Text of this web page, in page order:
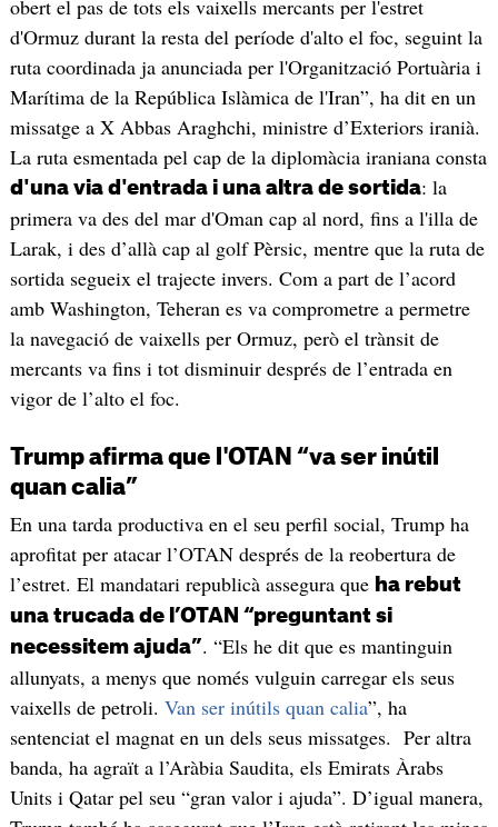
obert el pas de tots els vaixells mercants per l'estret
d'Ormuz durant la resta del període d'alto el foc, seguint la
ruta coordinada ja anunciada per l'Organització Portuària i
Marítima de la República Islàmica de l'Iran”, ha dit en un
missatge a X Abbas Araghchi, ministre d’Exteriors iranià.
La ruta esmentada pel cap de la diplomàcia iraniana consta
d'una via d'entrada i una altra de sortida: la
primera va des del mar d'Oman cap al nord, fins a l'illa de
Larak, i des d’allà cap al golf Pèrsic, mentre que la ruta de
sortida segueix el trajecte invers. Com a part de l’acord
amb Washington, Teheran es va comprometre a permetre
la navegació de vaixells per Ormuz, però el trànsit de
mercants va fins i tot disminuir després de l’entrada en
vigor de l’alto el foc.
Trump afirma que l'OTAN “va ser inútil
quan calia”
En una tarda productiva en el seu perfil social, Trump ha
aprofitat per atacar l’OTAN després de la reobertura de
l’estret. El mandatari republicà assegura que ha rebut
una trucada de l’OTAN “preguntant si
necessitem ajuda”. “Els he dit que es mantinguin
allunyats, a menys que només vulguin carregar els seus
vaixells de petroli. Van ser inútils quan calia”, ha
sentenciat el magnat en un dels seus missatges. Per altra
banda, ha agraït a l’Aràbia Saudita, els Emirats Àrabs
Units i Qatar pel seu “gran valor i ajuda”. D’igual manera,